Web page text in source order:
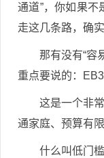
通道”，你如果不
走这几条路，确实
那有没有“容
重点要说的：
这是一个非
通家庭、预算有
什么叫低门